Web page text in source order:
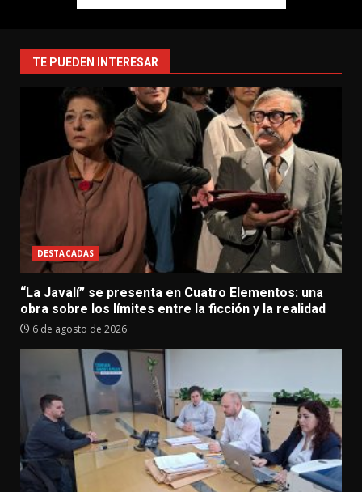
TE PUEDEN INTERESAR
DESTACADAS
“La Javalí” se presenta en Cuatro Elementos: una
obra sobre los límites entre la ficción y la realidad
6 de agosto de 2026